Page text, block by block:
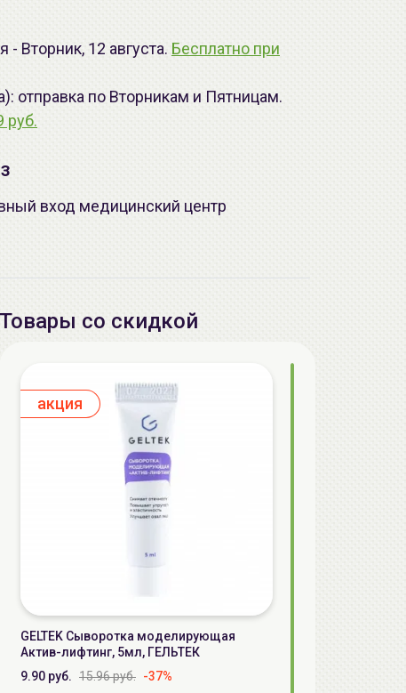
Вторник, 12 августа. Бесплатно при
отправка по Вторникам и Пятницам.
руб.
вход медицинский центр
Товары со скидкой
aкция
GELTEK Сыворотка моделирующая
Актив-лифтинг, 5мл, ГЕЛЬТЕК
9.90 руб. 15.96 руб. -37%